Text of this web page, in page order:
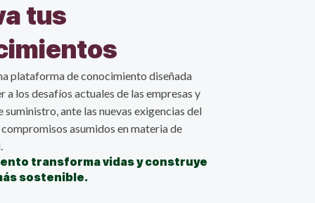
tus
plataforma de conocimiento diseñada
a los desafíos actuales de las empresas y
suministro, ante las nuevas exigencias del
asumidos en materia de
transforma vidas y construye
sostenible.